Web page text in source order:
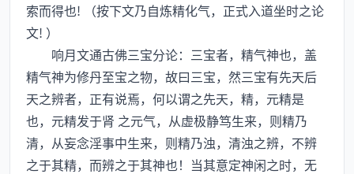
索而得也! （按下文乃自炼精化气，正式入道坐时之论
文! ）
响月文通古佛三宝分论：三宝者，精气神也，盖
精气神为修丹至宝之物，故曰三宝，然三宝有先天后
天之辨者，正有说焉，何以谓之先天，精，元精是
也，元精发于肾 之元气，从虚极静笃生来，则精乃
清，从妄念淫事中生来，则精乃浊，清浊之辨，不辨
之于其精，而辨之于其神也！当其意定神闲之时，无